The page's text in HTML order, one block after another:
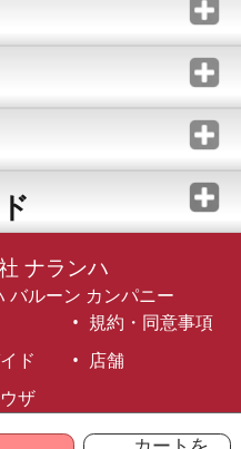
ナランハ
バルーン カンパニー
規約・同意事項
ド
店舗
ザ
All Rights Reserved.